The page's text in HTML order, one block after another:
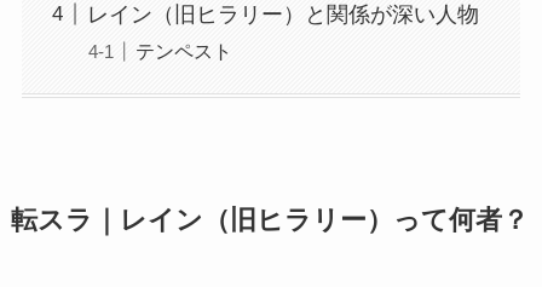
レイン（旧ヒラリー）と関係が深い人物
テンペスト
転スラ｜レイン（旧ヒラリー）って何者？